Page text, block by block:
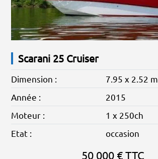
Scarani 25 Cruiser
Dimension :
7.95 x 2.52 m
Année :
2015
Moteur :
1 x 250ch
Etat :
occasion
50 000 € TTC